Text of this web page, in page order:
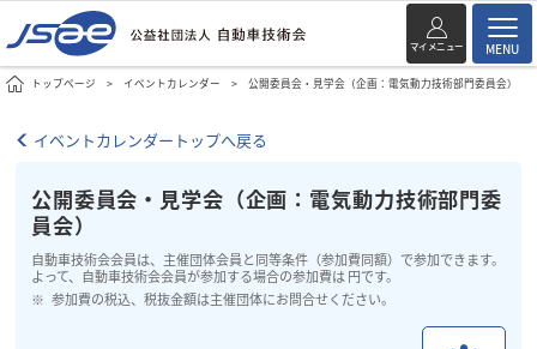
マイメニュー MENU
トップページ イベントカレンダー 公開委員会・見学会（企画：電気動力技術部門委員会）
イベントカレンダートップへ戻る
公開委員会・見学会（企画：電気動力技術部門委
員会）
自動車技術会会員は、主催団体会員と同等条件（参加費同額）で参加できます。
よって、自動車技術会会員が参加する場合の参加費は 円です。
参加費の税込、税抜金額は主催団体にお問合せください。